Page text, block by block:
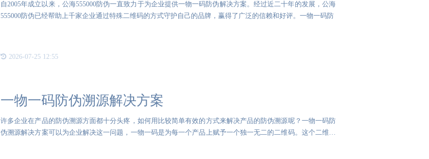
自2005年成立以来，公海555000防伪一直致力于为企业提供一物一码防伪解决方案。经过近二十年的发展，公海
555000防伪已经帮助上千家企业通过特殊二维码的方式守护自己的品牌，赢得了广泛的信赖和好评。一物一码防
2026-07-25 12:55
一物一码防伪溯源解决方案
许多企业在产品的防伪溯源方面都十分头疼，如何用比较简单有效的方式来解决产品的防伪溯源呢？一物一码防
伪溯源解决方案可以为企业解决这一问题，一物一码是为每一个产品上赋予一个独一无二的二维码。这个二维码